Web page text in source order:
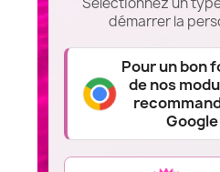
démarrer la
Pour un bon
de nos